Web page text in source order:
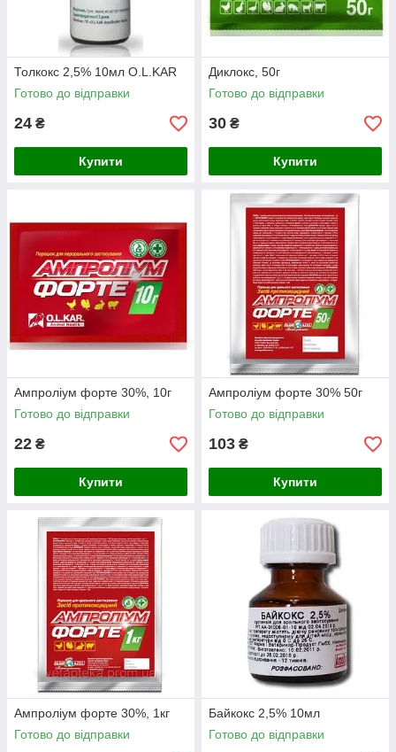
Толкокс 2,5% 10мл O.L.KAR
Готово до відправки
24 ₴
Купити
Диклокс, 50г
Готово до відправки
30 ₴
Купити
Ампроліум форте 30%, 10г
Готово до відправки
22 ₴
Купити
Ампроліум форте 30% 50г
Готово до відправки
103 ₴
Купити
Ампроліум форте 30%, 1кг
Готово до відправки
Байкокс 2,5% 10мл
Готово до відправки